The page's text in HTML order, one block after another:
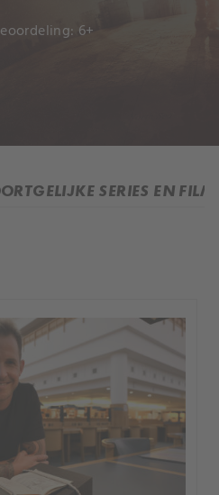
6+
SERIES EN